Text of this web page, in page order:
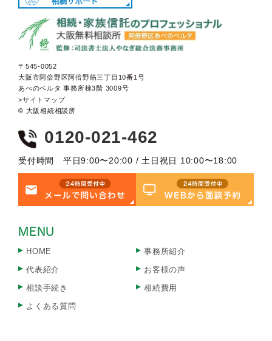
〒545-0052
大阪市阿倍野区阿倍野筋三丁目10番1号
あべのベルタ 事務所棟3階 3009号
>サイトマップ
© 大阪相続相談所
0120-021-462
受付時間 平日9:00〜20:00 / 土日祝日 10:00〜18:00
MENU
HOME
代表紹介
相談手続き
よくある質問
事務所紹介
お客様の声
相続費用